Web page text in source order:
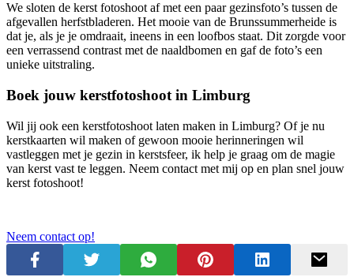
We sloten de kerst fotoshoot af met een paar gezinsfoto’s tussen de
afgevallen herfstbladeren. Het mooie van de Brunssummerheide is
dat je, als je je omdraait, ineens in een loofbos staat. Dit zorgde voor
een verrassend contrast met de naaldbomen en gaf de foto’s een
unieke uitstraling.
Boek jouw kerstfotoshoot in Limburg
Wil jij ook een kerstfotoshoot laten maken in Limburg? Of je nu
kerstkaarten wil maken of gewoon mooie herinneringen wil
vastleggen met je gezin in kerstsfeer, ik help je graag om de magie
van kerst vast te leggen. Neem contact met mij op en plan snel jouw
kerst fotoshoot!
Neem contact op!